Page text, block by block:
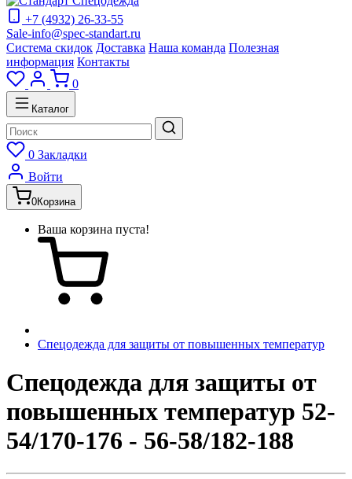
+7 (4932) 26-33-55
Sale-info@spec-standart.ru
Система скидок Доставка Наша команда Полезная
информация Контакты
0
Каталог
0 Закладки
Войти
0Корзина
Ваша корзина пуста!
Спецодежда для защиты от повышенных температур
Спецодежда для защиты от
повышенных температур 52-
54/170-176 - 56-58/182-188